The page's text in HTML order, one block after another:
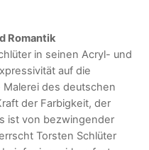
Romantik
in seinen Acryl- und
auf die
des deutschen
der Farbigkeit, der
ist von bezwingender
Torsten Schlüter